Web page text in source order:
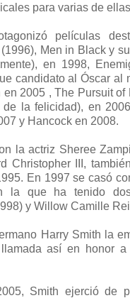
para varias de
películas
Men in Black y
en 1998,
candidato al Óscar al
en 2005 , The Pursuit of
la felicidad), en
y Hancock en 2008.
la actriz Sheree
Christopher III,
En 1997 se casó
la que ha tenido
y Willow Camille
Harry Smith la
llamada así en honor
Smith ejerció de